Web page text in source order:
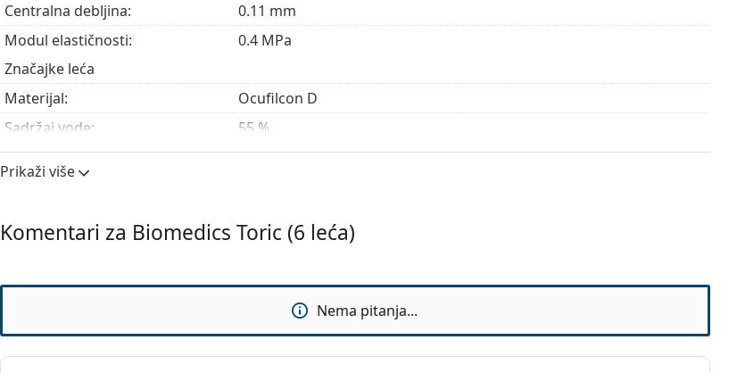
Centralna debljina:
0.11 mm
Modul elastičnosti:
0.4 MPa
Značajke leća
Materijal:
Ocufilcon D
Sadržaj vode:
55 %
Propusnost kisika:
28 Dk/t
Upotreba
Može se spavati s lećama:
Ne
Indikator 'iznutra-izvana':
Ne
Prikaži više
Komentari za Biomedics Toric (6 leća)
Nema pitanja...